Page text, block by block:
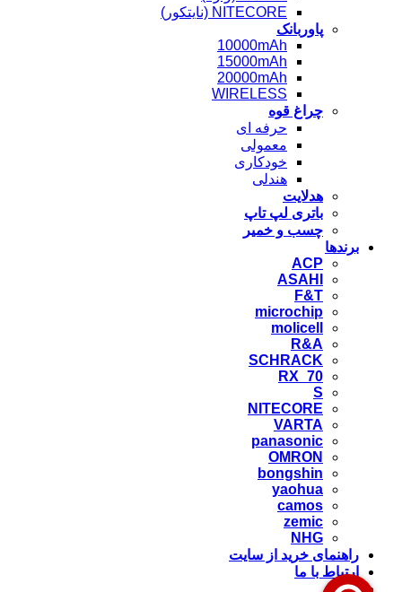
NITECORE (نایتکور)
پاوربانک
10000mAh
15000mAh
20000mAh
WIRELESS
چراغ قوه
حرفه ای
معمولی
خودکاری
هندلی
هدلایت
باتری لپ تاپ
چسب و خمیر
برندها
ACP
ASAHI
F&T
microchip
molicell
R&A
SCHRACK
RX_70
S
NITECORE
VARTA
panasonic
OMRON
bongshin
yaohua
camos
zemic
NHG
راهنمای خرید از سایت
ارتباط با ما
وبلاگ